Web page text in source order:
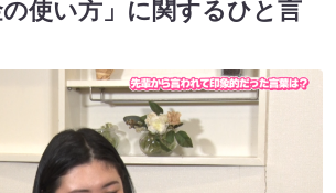
使い方」に関するひと言